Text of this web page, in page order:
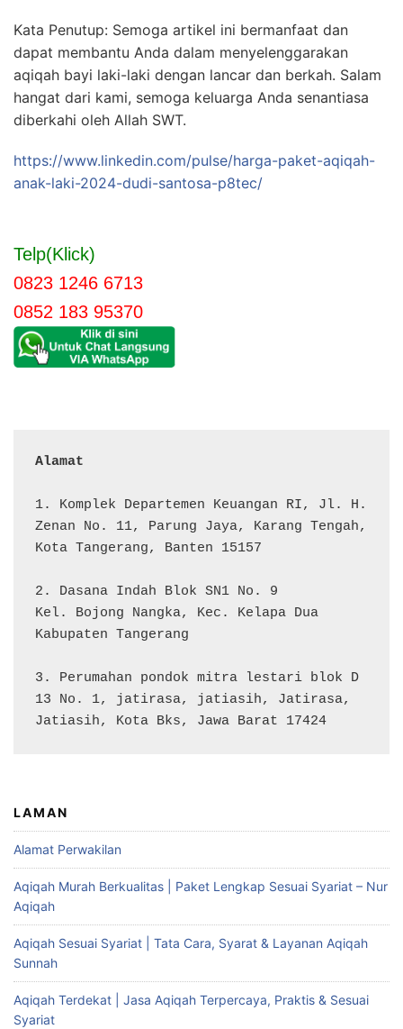
Kata Penutup: Semoga artikel ini bermanfaat dan
dapat membantu Anda dalam menyelenggarakan
aqiqah bayi laki-laki dengan lancar dan berkah. Salam
hangat dari kami, semoga keluarga Anda senantiasa
diberkahi oleh Allah SWT.
https://www.linkedin.com/pulse/harga-paket-aqiqah-
anak-laki-2024-dudi-santosa-p8tec/
Telp(Klick)
0823 1246 6713
0852 183 95370
Alamat
1. Komplek Departemen Keuangan RI, Jl. H.
Zenan No. 11, Parung Jaya, Karang Tengah,
Kota Tangerang, Banten 15157
2. Dasana Indah Blok SN1 No. 9
Kel. Bojong Nangka, Kec. Kelapa Dua
Kabupaten Tangerang
3. Perumahan pondok mitra lestari blok D
13 No. 1, jatirasa, jatiasih, Jatirasa,
Jatiasih, Kota Bks, Jawa Barat 17424
LAMAN
Alamat Perwakilan
Aqiqah Murah Berkualitas | Paket Lengkap Sesuai Syariat – Nur
Aqiqah
Aqiqah Sesuai Syariat | Tata Cara, Syarat & Layanan Aqiqah
Sunnah
Aqiqah Terdekat | Jasa Aqiqah Terpercaya, Praktis & Sesuai
Syariat